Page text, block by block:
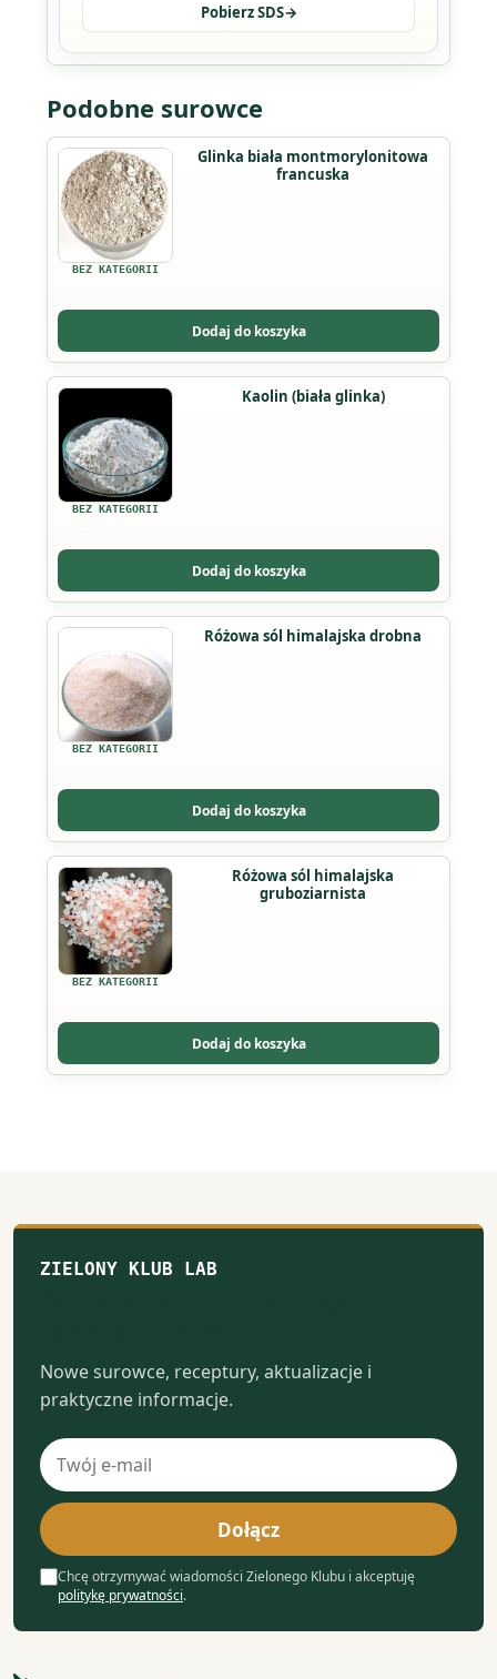
Pobierz SDS→
Podobne surowce
BEZ KATEGORII
Glinka biała montmorylonitowa
francuska
Dodaj do koszyka
Ten
produkt
ma
wiele
wariantów.
można
wybrać
na
stronie
produktu
BEZ KATEGORII
Kaolin (biała glinka)
Dodaj do koszyka
Ten
produkt
ma
wiele
wariantów.
można
wybrać
na
stronie
produktu
BEZ KATEGORII
Różowa sól himalajska drobna
Dodaj do koszyka
BEZ KATEGORII
Różowa sól himalajska
gruboziarnista
Dodaj do koszyka
ZIELONY KLUB LAB
Nowe surowce, receptury, aktualizacje i
praktyczne informacje.
Adres
e-
mail
Dołącz
Chcę otrzymywać wiadomości Zielonego Klubu i akceptuję
politykę prywatności.